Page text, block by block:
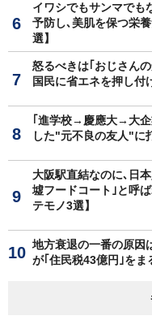
イワシでもサンマでも
予防し､美肌を保つ栄
選】
怒るべきは｢おじさん
国民に省エネを押し付
｢進学校→慶應大→大
した"元不良の友人"に
大阪駅直結なのに､日
墟フードコート｣と呼
テモノ3選】
地方衰退の一番の原因
が｢住民税43億円｣を